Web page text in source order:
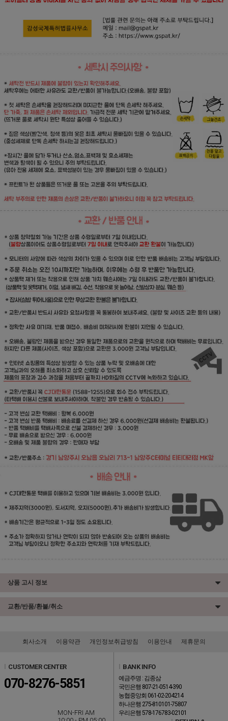
상품 고시 정보
교환/반품/환불/취소
회사소개 이용약관 개인정보취급방침 이용안내 제휴문의
CUSTOMER CENTER
070-8276-5851
MON-FRI AM
BANK INFO
예금주명 : 김종삼
국민은행 807-21-0514-390
농협중앙회 061-02-204214
하나은행 275-810101-75807
우리은행 578-176783-02101